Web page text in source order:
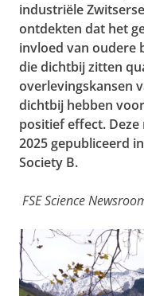
industriële
ontdekten dat het
invloed van oudere
die dichtbij zitten
overlevingskansen
dichtbij hebben
positief effect.
2025 gepubliceerd
Society B.
FSE Science